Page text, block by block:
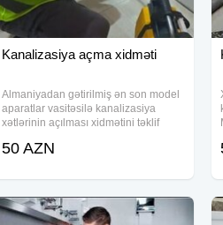
Kanalizasiya açma xidməti
Almaniyadan gətirilmiş ən son model
aparatlar vasitəsilə kanalizasiya
xətlərinin açılması xidmətini təklif
asılıdır. Xidmətimiz az zaman alan,
zəmanətli
50 AZN